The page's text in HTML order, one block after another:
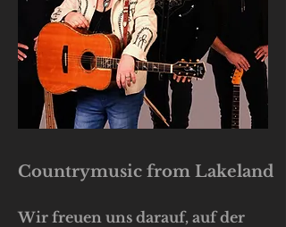
Countrymusic from Lakeland
Wir freuen uns darauf, auf der